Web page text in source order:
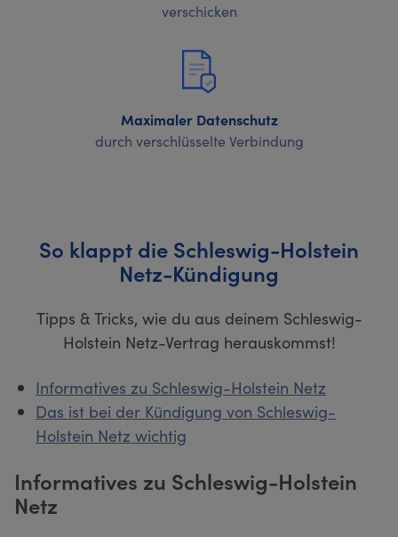
verschicken
Maximaler Datenschutz
durch verschlüsselte Verbindung
So klappt die Schleswig-Holstein
Netz-Kündigung
Tipps & Tricks, wie du aus deinem Schleswig-
Holstein Netz-Vertrag herauskommst!
Informatives zu Schleswig-Holstein Netz
Das ist bei der Kündigung von Schleswig-
Holstein Netz wichtig
Informatives zu Schleswig-Holstein
Netz